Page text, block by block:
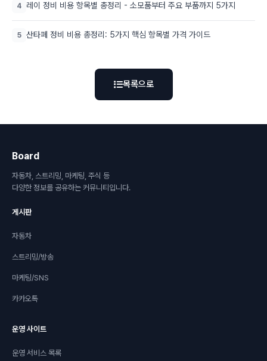
4 레이 정비 비용 항목별 총정리 - 소모품부터 주요 부품까지 5가지
5 산타페 정비 비용 총정리: 5가지 핵심 항목별 가격 가이드
목록으로
Board
자동차, 스트리밍, 마케팅, 주식 등
다양한 정보를 공유하는 커뮤니티입니다.
게시판
자동차
스트리밍/방송
마케팅/SNS
카카오톡
운영 사이트
운영 서비스 목록